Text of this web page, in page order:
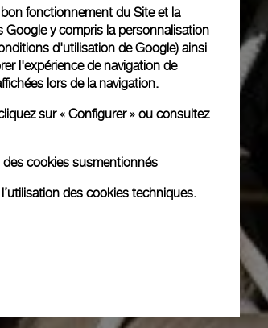
fonctionnement du Site et la
y compris la personnalisation
d'utilisation de Google) ainsi
l'expérience de navigation de
lors de la navigation.
sur « Configurer » ou consultez
des cookies susmentionnés
des cookies techniques.